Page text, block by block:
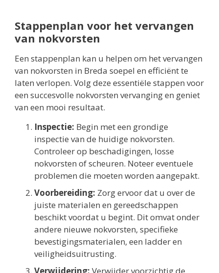
Stappenplan voor het vervangen
van nokvorsten
Een stappenplan kan u helpen om het vervangen
van nokvorsten in Breda soepel en efficiënt te
laten verlopen. Volg deze essentiële stappen voor
een succesvolle nokvorsten vervanging en geniet
van een mooi resultaat.
Inspectie: Begin met een grondige
inspectie van de huidige nokvorsten.
Controleer op beschadigingen, losse
nokvorsten of scheuren. Noteer eventuele
problemen die moeten worden aangepakt.
Voorbereiding: Zorg ervoor dat u over de
juiste materialen en gereedschappen
beschikt voordat u begint. Dit omvat onder
andere nieuwe nokvorsten, specifieke
bevestigingsmaterialen, een ladder en
veiligheidsuitrusting.
Verwijdering: Verwijder voorzichtig de